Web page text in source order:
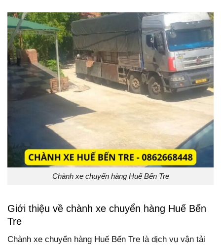
Chành xe chuyển hàng Huế Bến Tre
Giới thiệu về chành xe chuyển hàng Huế Bến
Tre
Chành xe chuyển hàng Huế Bến Tre là dịch vụ vận tải